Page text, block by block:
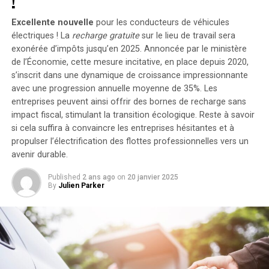
2400 watts
de stockage énergétique, il est possible d’intégrer
jusqu’à cinq batteries supplémentaires de 1,6
kilowattheure chacune, augmentant la capacité totale à
9,6 kilowattheures.
Intégration dans un Écosystème
Intelligent
Le Solarbank 2 AC s’intègre parfaitement dans un
écosystème énergétique intelligent grâce à sa
compatibilité avec le compteur Anker SOLIX Smart et
les prises intelligentes proposées par Anker. cette
consommation électrique tout en réduisant les pertes
énergétiques inutiles. De plus, Anker SOLIX prévoit
d’étendre cette compatibilité aux dispositifs Shelly.
Excellente nouvelle pour les conducteurs de véhicules
électriques ! La recharge gratuitesur le lieu de travail sera
exonérée d’impôts jusqu’en 2025. Annoncée par le ministère
de l’Économie, cette mesure incitative, en place depuis 2020,
s’inscrit dans une dynamique de croissance impressionnante
avec une progression annuelle moyenne de 35%. Les
entreprises peuvent ainsi offrir des bornes de recharge sans
impact fiscal, stimulant la transition écologique. Reste à savoir
si cela suffira à convaincre les entreprises hésitantes et à
propulser l’électrification des flottes professionnelles vers un
avenir durable.
Published 2 ans ago on 20 janvier 2025
By Julien Parker